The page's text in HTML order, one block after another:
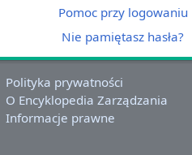
Pomoc przy logowaniu
Nie pamiętasz hasła?
Polityka prywatności
O Encyklopedia Zarządzania
Informacje prawne